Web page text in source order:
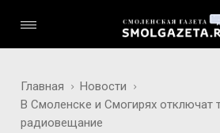
Главная
Новости
В Смоленске и Смогирях отключат
радиовещание